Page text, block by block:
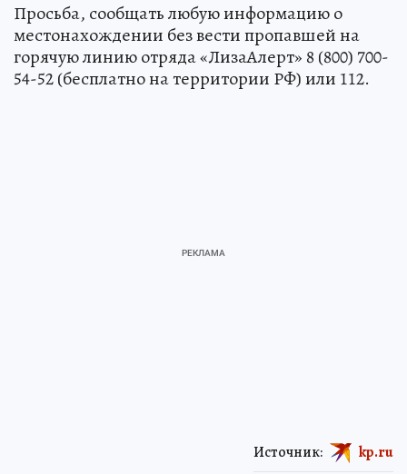
Просьба, сообщать любую информацию о
местонахождении без вести пропавшей на
горячую линию отряда «ЛизаАлерт» 8 (800) 700-
54-52 (бесплатно на территории РФ) или 112.
Источник: kp.ru